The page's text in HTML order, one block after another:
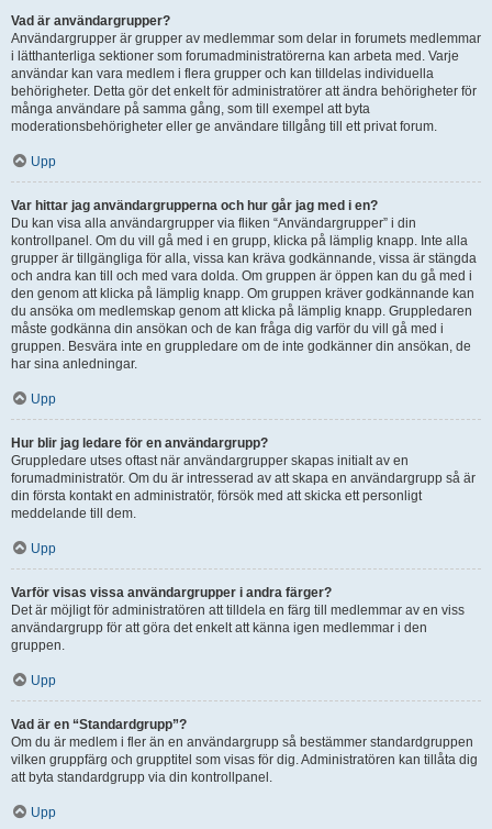
Vad är användargrupper?
Användargrupper är grupper av medlemmar som delar in forumets medlemmar
i lätthanterliga sektioner som forumadministratörerna kan arbeta med. Varje
användar kan vara medlem i flera grupper och kan tilldelas individuella
behörigheter. Detta gör det enkelt för administratörer att ändra behörigheter för
många användare på samma gång, som till exempel att byta
moderationsbehörigheter eller ge användare tillgång till ett privat forum.
Upp
Var hittar jag användargrupperna och hur går jag med i en?
Du kan visa alla användargrupper via fliken “Användargrupper” i din
kontrollpanel. Om du vill gå med i en grupp, klicka på lämplig knapp. Inte alla
grupper är tillgängliga för alla, vissa kan kräva godkännande, vissa är stängda
och andra kan till och med vara dolda. Om gruppen är öppen kan du gå med i
den genom att klicka på lämplig knapp. Om gruppen kräver godkännande kan
du ansöka om medlemskap genom att klicka på lämplig knapp. Gruppledaren
måste godkänna din ansökan och de kan fråga dig varför du vill gå med i
gruppen. Besvära inte en gruppledare om de inte godkänner din ansökan, de
har sina anledningar.
Upp
Hur blir jag ledare för en användargrupp?
Gruppledare utses oftast när användargrupper skapas initialt av en
forumadministratör. Om du är intresserad av att skapa en användargrupp så är
din första kontakt en administratör, försök med att skicka ett personligt
meddelande till dem.
Upp
Varför visas vissa användargrupper i andra färger?
Det är möjligt för administratören att tilldela en färg till medlemmar av en viss
användargrupp för att göra det enkelt att känna igen medlemmar i den
gruppen.
Upp
Vad är en “Standardgrupp”?
Om du är medlem i fler än en användargrupp så bestämmer standardgruppen
vilken gruppfärg och grupptitel som visas för dig. Administratören kan tillåta dig
att byta standardgrupp via din kontrollpanel.
Upp